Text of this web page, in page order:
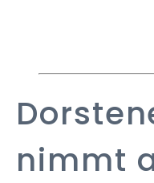
nimmt